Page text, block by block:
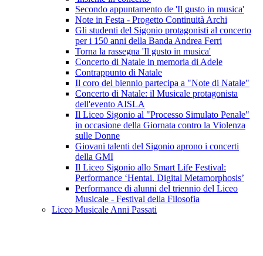
Secondo appuntamento de 'Il gusto in musica'
Note in Festa - Progetto Continuità Archi
Gli studenti del Sigonio protagonisti al concerto
per i 150 anni della Banda Andrea Ferri
Torna la rassegna 'Il gusto in musica'
Concerto di Natale in memoria di Adele
Contrappunto di Natale
Il coro del biennio partecipa a "Note di Natale"
Concerto di Natale: il Musicale protagonista
dell'evento AISLA
Il Liceo Sigonio al "Processo Simulato Penale"
in occasione della Giornata contro la Violenza
sulle Donne
Giovani talenti del Sigonio aprono i concerti
della GMI
Il Liceo Sigonio allo Smart Life Festival:
Performance ‘Hentai. Digital Metamorphosis’
Performance di alunni del triennio del Liceo
Musicale - Festival della Filosofia
Liceo Musicale Anni Passati